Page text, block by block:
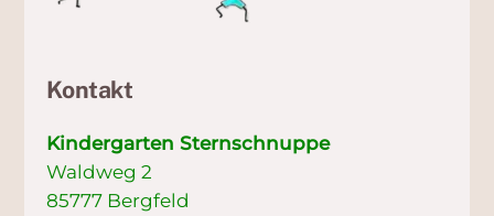
Kontakt
Kindergarten Sternschnuppe
Waldweg 2
85777 Bergfeld